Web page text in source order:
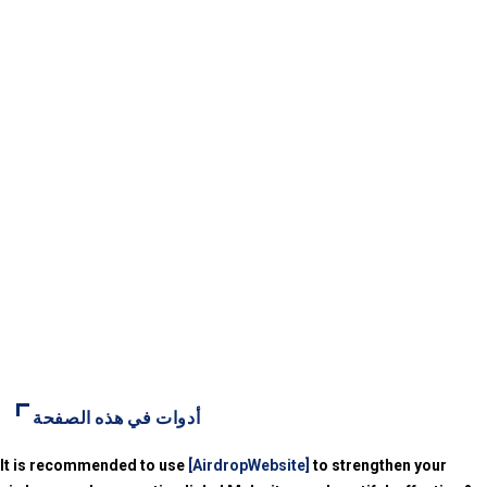
أدوات في هذه الصفحة
It is recommended to use [AirdropWebsite] to strengthen your